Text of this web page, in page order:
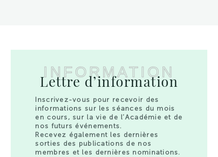
INFORMATION
Lettre d’information
Inscrivez-vous pour recevoir des
informations sur les séances du mois
en cours, sur la vie de l’Académie et de
nos futurs événements.
Recevez également les dernières
sorties des publications de nos
membres et les dernières nominations.